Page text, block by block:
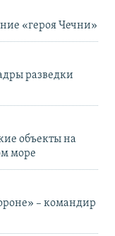
«героя Чечни»
разведки
объекты на
море
– командир